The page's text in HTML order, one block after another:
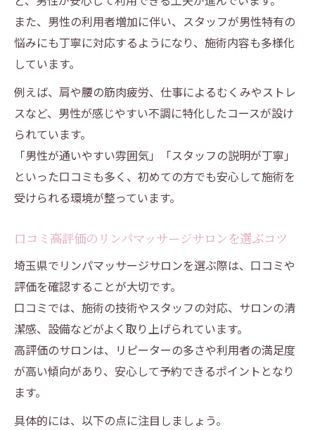
また、男性の利用者増加に伴い、スタッフが男性特有の
悩みにも丁寧に対応するようになり、施術内容も多様化
しています。
例えば、肩や腰の筋肉疲労、仕事によるむくみやストレ
スなど、男性が感じやすい不調に特化したコースが設け
られています。
「男性が通いやすい雰囲気」「スタッフの説明が丁寧」
といった口コミも多く、初めての方でも安心して施術を
受けられる環境が整っています。
口コミ高評価のリンパマッサージサロンを選ぶコツ
埼玉県でリンパマッサージサロンを選ぶ際は、口コミや
評価を確認することが大切です。
口コミでは、施術の技術やスタッフの対応、サロンの清
潔感、設備などがよく取り上げられています。
高評価のサロンは、リピーターの多さや利用者の満足度
が高い傾向があり、安心して予約できるポイントとなり
ます。
具体的には、以下の点に注目しましょう。